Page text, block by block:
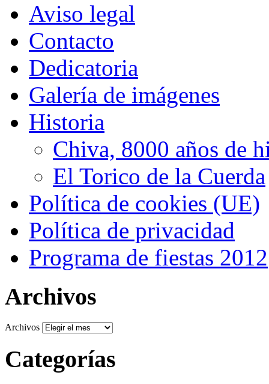
Aviso legal
Contacto
Dedicatoria
Galería de imágenes
Historia
Chiva, 8000 años de
El Torico de la Cuerda
Política de cookies (UE)
Política de privacidad
Programa de fiestas 2012
Archivos
Archivos
Categorías